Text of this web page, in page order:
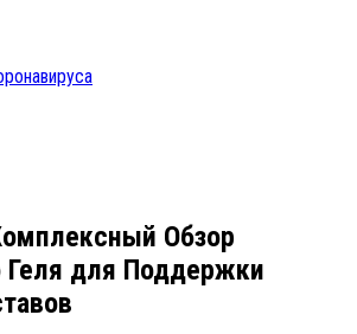
Обзор
Геля для Поддержки